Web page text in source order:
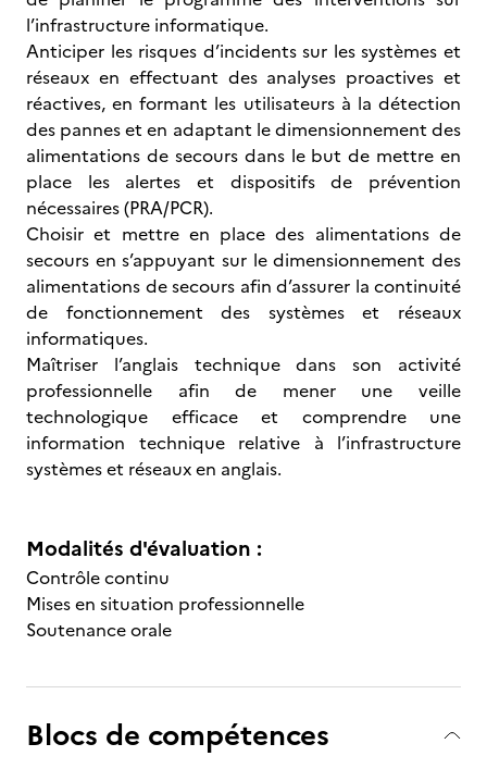
l’infrastructure informatique.
Anticiper les risques d’incidents sur les systèmes et
réseaux en effectuant des analyses proactives et
réactives, en formant les utilisateurs à la détection
des pannes et en adaptant le dimensionnement des
alimentations de secours dans le but de mettre en
place les alertes et dispositifs de prévention
nécessaires (PRA/PCR).
Choisir et mettre en place des alimentations de
secours en s’appuyant sur le dimensionnement des
alimentations de secours afin d’assurer la continuité
de fonctionnement des systèmes et réseaux
informatiques.
Maîtriser l’anglais technique dans son activité
professionnelle afin de mener une veille
technologique efficace et comprendre une
information technique relative à l’infrastructure
systèmes et réseaux en anglais.
Modalités d'évaluation :
Contrôle continu
Mises en situation professionnelle
Soutenance orale
Blocs de compétences